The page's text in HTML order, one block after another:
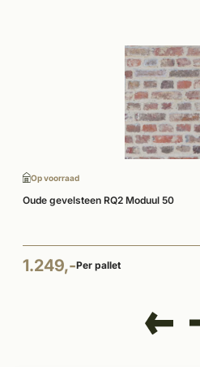
Op voorraad
Oude gevelsteen RQ2 Moduul 50
1.249,-Per pallet